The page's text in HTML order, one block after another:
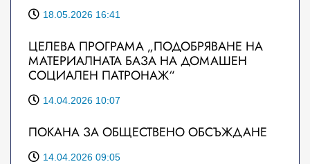
18.05.2026 16:41
ЦЕЛЕВА ПРОГРАМА „ПОДОБРЯВАНЕ НА
МАТЕРИАЛНАТА БАЗА НА ДОМАШЕН
СОЦИАЛЕН ПАТРОНАЖ“
14.04.2026 10:07
ПОКАНА ЗА ОБЩЕСТВЕНО ОБСЪЖДАНЕ
14.04.2026 09:05